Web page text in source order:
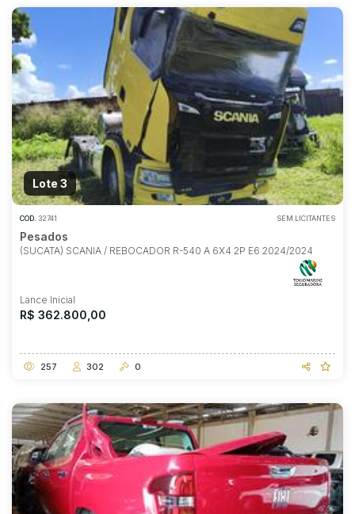
Lote 3
COD. 32741 SEM LICITANTES
Pesados
(SUCATA) SCANIA / REBOCADOR R-540 A 6X4 2P E6 2024/2024
Lance Inicial
R$ 362.800,00
257 302 0